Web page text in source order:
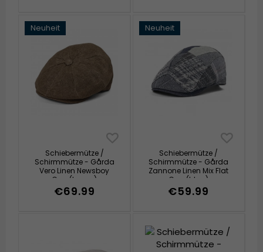
Neuheit
Schiebermütze /
Schirmmütze - Gårda
Vero Linen Newsboy
Cap (braun)
€69.99
Neuheit
Schiebermütze /
Schirmmütze - Gårda
Zannone Linen Mix Flat
Cap (blau)
€59.99